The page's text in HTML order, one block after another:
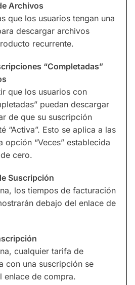
Archivos
que los usuarios tengan una
descargar archivos
recurrente.
“Completadas”
que los usuarios con
puedan descargar
de que su suscripción
“Activa”. Esto se aplica a las
opción “Veces” establecida
cero.
Suscripción
los tiempos de facturación
debajo del enlace de
cualquier tarifa de
con una suscripción se
enlace de compra.